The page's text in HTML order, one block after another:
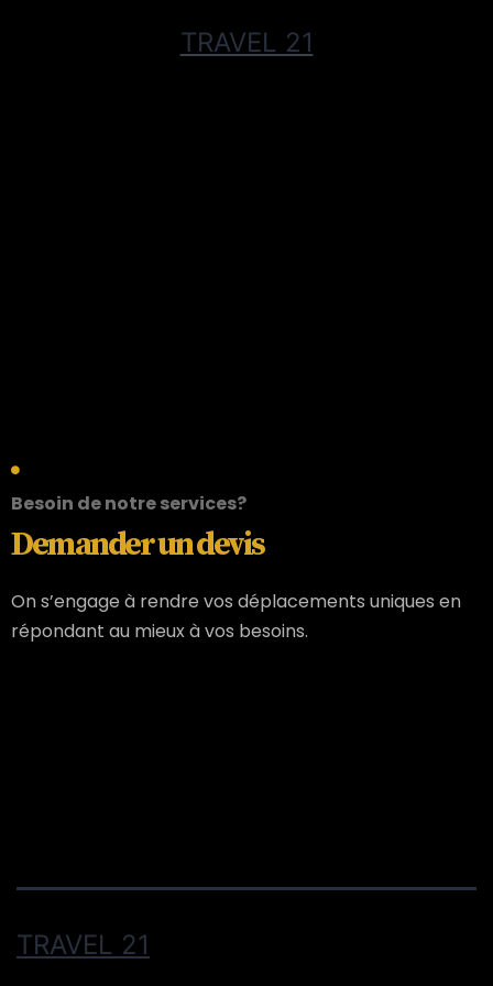
TRAVEL 21
Besoin de notre services?
Demander un devis
On s’engage à rendre vos déplacements uniques en
répondant au mieux à vos besoins.
TRAVEL 21